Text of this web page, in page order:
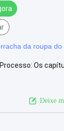
da roupa do
Os
Deixe